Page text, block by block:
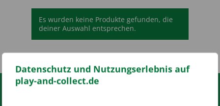
Datenschutz und Nutzungserlebnis auf
play-and-collect.de
Es wurden keine Produkte gefunden, die
deiner Auswahl entsprechen.